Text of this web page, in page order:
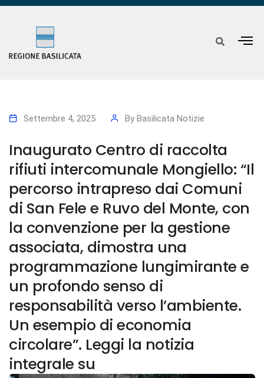
Settembre 4, 2025 By Basilicata Notizie
Inaugurato Centro di raccolta
rifiuti intercomunale Mongiello: “Il
percorso intrapreso dai Comuni
di San Fele e Ruvo del Monte, con
la convenzione per la gestione
associata, dimostra una
programmazione lungimirante e
un profondo senso di
responsabilità verso l’ambiente.
Un esempio di economia
circolare”. Leggi la notizia
integrale su